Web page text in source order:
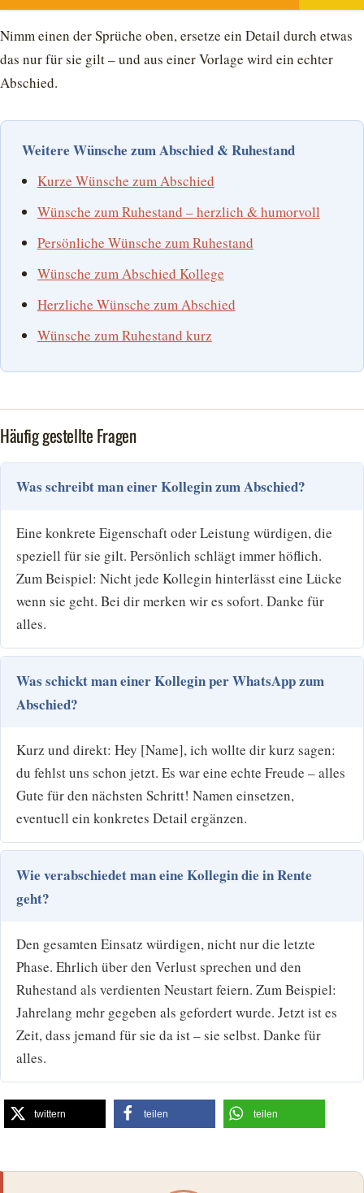
Nimm einen der Sprüche oben, ersetze ein Detail durch etwas
das nur für sie gilt – und aus einer Vorlage wird ein echter
Abschied.
Weitere Wünsche zum Abschied & Ruhestand
Kurze Wünsche zum Abschied
Wünsche zum Ruhestand – herzlich & humorvoll
Persönliche Wünsche zum Ruhestand
Wünsche zum Abschied Kollege
Herzliche Wünsche zum Abschied
Wünsche zum Ruhestand kurz
Häufig gestellte Fragen
Was schreibt man einer Kollegin zum Abschied?
Eine konkrete Eigenschaft oder Leistung würdigen, die
speziell für sie gilt. Persönlich schlägt immer höflich.
Zum Beispiel: Nicht jede Kollegin hinterlässt eine Lücke
wenn sie geht. Bei dir merken wir es sofort. Danke für
alles.
Was schickt man einer Kollegin per WhatsApp zum
Abschied?
Kurz und direkt: Hey [Name], ich wollte dir kurz sagen:
du fehlst uns schon jetzt. Es war eine echte Freude – alles
Gute für den nächsten Schritt! Namen einsetzen,
eventuell ein konkretes Detail ergänzen.
Wie verabschiedet man eine Kollegin die in Rente
geht?
Den gesamten Einsatz würdigen, nicht nur die letzte
Phase. Ehrlich über den Verlust sprechen und den
Ruhestand als verdienten Neustart feiern. Zum Beispiel:
Jahrelang mehr gegeben als gefordert wurde. Jetzt ist es
Zeit, dass jemand für sie da ist – sie selbst. Danke für
alles.
twittern teilen teilen